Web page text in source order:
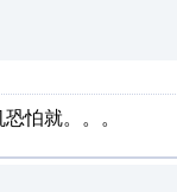
怕就。。。